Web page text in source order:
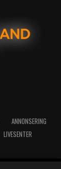
ANNONSERING
LIVESENTER